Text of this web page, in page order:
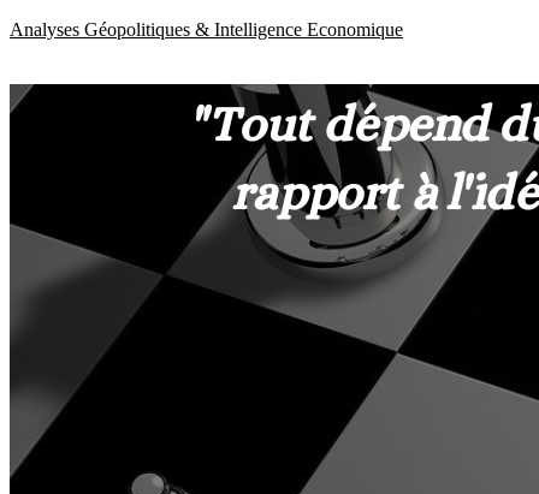
Analyses Géopolitiques & Intelligence Economique